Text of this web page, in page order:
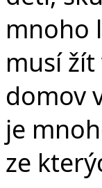
mnoho
musí
domov
je
ze